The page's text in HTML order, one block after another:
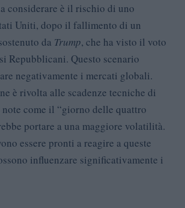
considerare è il rischio di uno
Uniti, dopo il fallimento di un
da Trump, che ha visto il voto
Repubblicani. Questo scenario
negativamente i mercati globali.
è rivolta alle scadenze tecniche di
come il “giorno delle quattro
portare a una maggiore volatilità.
essere pronti a reagire a queste
influenzare significativamente i